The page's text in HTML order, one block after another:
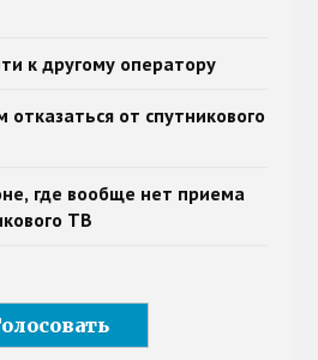
к другому оператору
от спутникового
где вообще нет приема
ТВ